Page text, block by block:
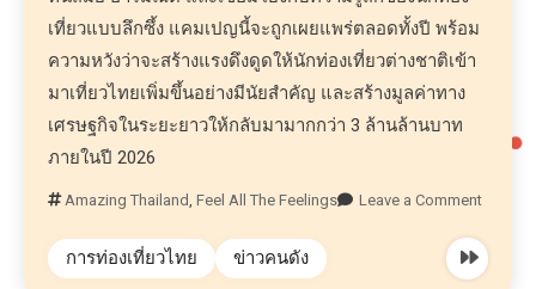
เที่ยวแบบลึกซึ้ง แคมเปญนี้จะถูกเผยแพร่ตลอดทั้งปี พร้อม
ความหวังว่าจะสร้างแรงดึงดูดให้นักท่องเที่ยวต่างชาติเข้า
มาเที่ยวไทยเพิ่มขึ้นอย่างมีนัยสำคัญ และสร้างมูลค่าทาง
เศรษฐกิจในระยะยาวให้กลับมามากกว่า 3 ล้านล้านบาท
ภายในปี 2026
Amazing Thailand ,Feel All The Feelings Leave a Comment
การท่องเที่ยวไทย ข่าวคนดัง